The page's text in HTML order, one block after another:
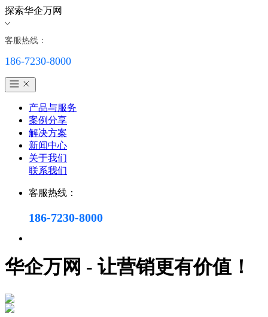
探索华企万网
客服热线：
186-7230-8000
产品与服务
案例分享
解决方案
新闻中心
关于我们
联系我们
客服热线：
186-7230-8000
华企万网 - 让营销更有价值！